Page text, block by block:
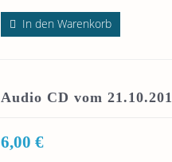
In den Warenkorb
Audio CD vom
6,00 €